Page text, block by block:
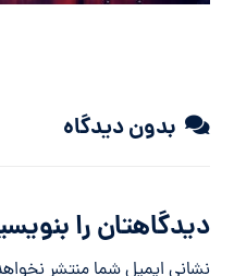
بدون دیدگاه
دیدگاهتان را
نشانی ایمیل شما منتشر